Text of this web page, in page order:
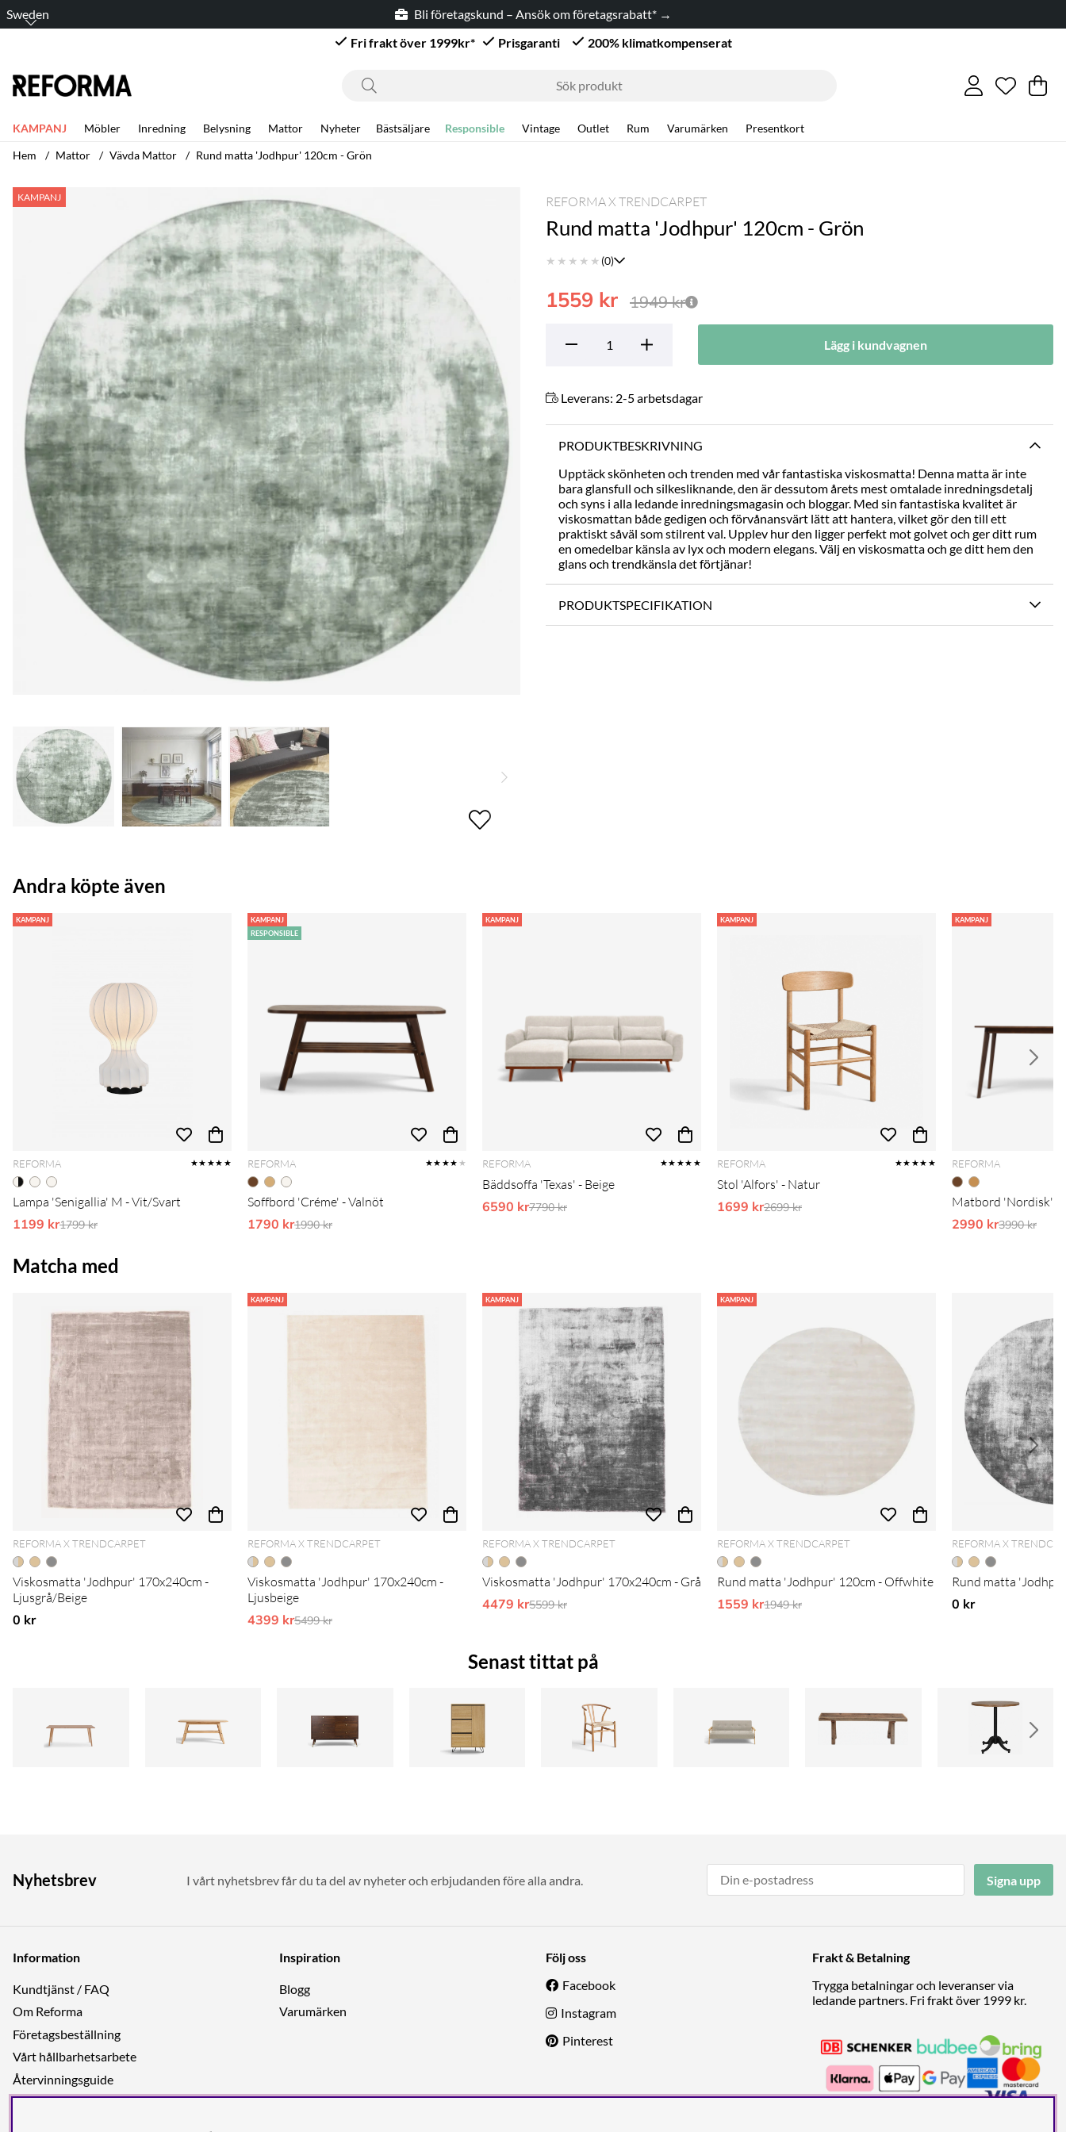
Sweden
Bli företagskund – Ansök om företagsrabatt* →
Fri frakt över 1999kr*
Prisgaranti 200% klimatkompenserat
Antal i
. .
KAMPANJ Möbler Inredning Belysning Mattor Nyheter Bästsäljare Responsible Vintage Outlet Rum Varumärken
Presentkort
Hem
Mattor Vävda Mattor Rund matta 'Jodhpur' 120cm - Grön
KAMPANJ
Produktbilder Rund matta 'Jodhpur' 120cm - Grön REFORMA X TRENDCARPET
Rund matta 'Jodhpur' 120cm - Grön
★ ★ ★ ★ ★ (0)
1949kr
1559 kr
Lägg i kundvagnen
Leverans: 2-5 arbetsdagar
PRODUKTBESKRIVNING
Upptäck skönheten och trenden med vår fantastiska viskosmatta! Denna matta är inte
bara glansfull och silkesliknande, den är dessutom årets mest omtalade inredningsdetalj
och syns i alla ledande inredningsmagasin och bloggar. Med sin fantastiska kvalitet är
viskosmattan både gedigen och förvånansvärt lätt att hantera, vilket gör den till ett
praktiskt såväl som stilrent val. Upplev hur den ligger perfekt mot golvet och ger ditt rum
en omedelbar känsla av lyx och modern elegans. Välj en viskosmatta och ge ditt hem den
glans och trendkänsla det förtjänar!
PRODUKTSPECIFIKATION
Andra köpte även
KAMPANJ
REFORMA ★★★★★
Lampa 'Senigallia' M - Vit/Svart
1199 krOrdinarie pris:
1799 kr
KAMPANJ
RESPONSIBLE
REFORMA ★★★★ ★
Soffbord 'Créme' - Valnöt
1790 krOrdinarie pris:
1990 kr
KAMPANJ
REFORMA ★★★★★
Bäddsoffa 'Texas' - Beige
6590 krOrdinarie pris:
7790 kr
KAMPANJ
REFORMA ★★★★★
Stol 'Alfors' - Natur
1699 krOrdinarie pris:
2699 kr
KAMPANJ
REFORMA
Matbord 'Nordisk'
2990 krOrdinarie
3990 kr
Matcha med
REFORMA X TRENDCARPET
Viskosmatta 'Jodhpur' 170x240cm -
Ljusgrå/Beige
0 kr
KAMPANJ
REFORMA X TRENDCARPET
Viskosmatta 'Jodhpur' 170x240cm -
Ljusbeige
4399 krOrdinarie pris:
5499 kr
KAMPANJ
REFORMA X TRENDCARPET
Viskosmatta 'Jodhpur' 170x240cm - Grå
4479 krOrdinarie pris:
5599 kr
KAMPANJ
REFORMA X TRENDCARPET
Rund matta 'Jodhpur' 120cm - Offwhite
1559 krOrdinarie pris:
1949 kr
REFORMA X
Rund matta
0 kr
Senast tittat på
Nyhetsbrev I vårt nyhetsbrev får du ta del av nyheter och erbjudanden före alla andra. Signa upp
Information
Kundtjänst / FAQ
Om Reforma
Företagsbeställning
Vårt hållbarhetsarbete
Återvinningsguide
Integritetspolicy
Inspiration
Blogg
Varumärken
Följ oss
Facebook
Instagram
Pinterest
Frakt & Betalning
Trygga betalningar och leveranser via
ledande partners. Fri frakt över 1999 kr.